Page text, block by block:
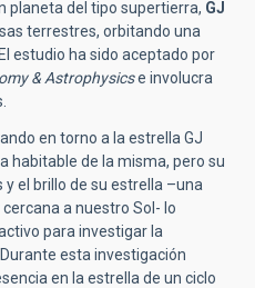
planeta del tipo supertierra, GJ
terrestres, orbitando una
estudio ha sido aceptado por
& Astrophysicse involucra
en torno a la estrella GJ
habitable de la misma, pero su
el brillo de su estrella –una
a nuestro Sol- lo
para investigar la
esta investigación
en la estrella de un ciclo